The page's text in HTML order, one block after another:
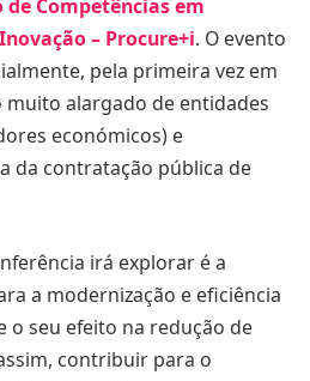
de Competências em
– Procure+i. O evento
pela primeira vez em
alargado de entidades
económicos) e
da contratação pública de
irá explorar é a
a modernização e eficiência
o seu efeito na redução de
contribuir para o